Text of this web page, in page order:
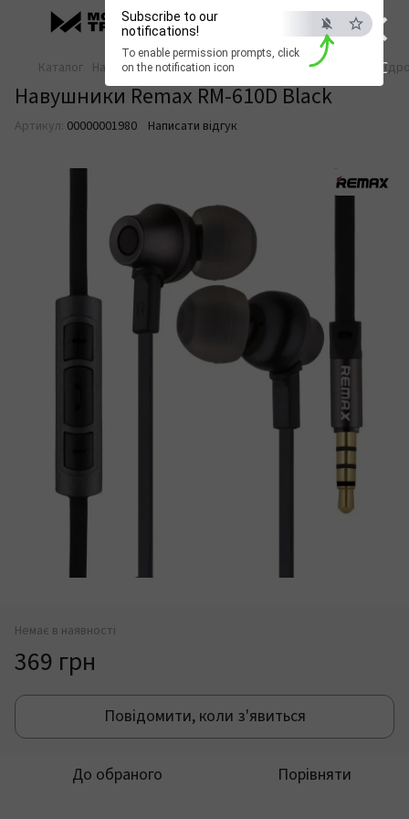
×
ESC
Subscribe to our
notifications!
To enable permission prompts, click
on the notification icon
Каталог Навушники та аудіо Дротові навушники Вакуумні
Навушники Remax RM-610D Black
Артикул: 00000001980 Написати відгук
Немає в наявності
369 грн
Повідомити, коли з'явиться
До обраного Порівняти